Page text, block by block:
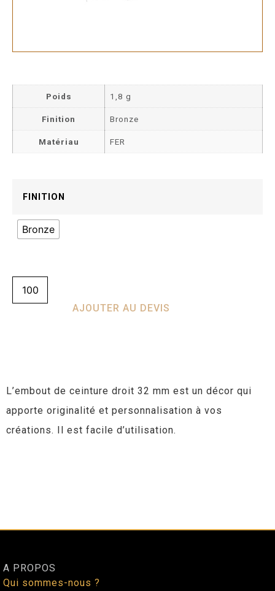
Poids 1,8 g
Finition Bronze
Matériau FER
FINITION
Bronze
AJOUTER AU DEVIS
L’embout de ceinture droit 32 mm est un décor qui
apporte originalité et personnalisation à vos
créations. Il est facile d’utilisation.
A PROPOS
Qui sommes-nous ?